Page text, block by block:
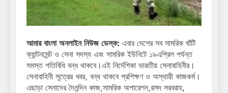
আমার বাংলা অনলাইন নিউজ ডেস্ক: এবার দেশের সব সামরিক ঘাঁটি
ক্যান্টনমেন্ট ও সেনা সদস্য এবং সামরিক ইউনিটে ১৯এপ্রিল পর্যন্ত
সমস্ত গতিবিধি বন্ধ থাকবে।এই নির্দেশিকা ভারতীয় সেনাবাহিনীর।
সেনাবাহিনী সূত্রের খবর, বন্ধ থাকবে প্রশিক্ষণ ও অস্থায়ী কাজকর্ম।
এছাড়া সেনাদের দৈনন্দিন কাজ,সামরিক অপারেশন,রসদ সরবরাহ,